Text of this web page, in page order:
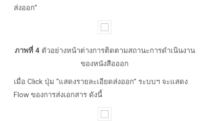
ส่งออก”
ภาพที่ 4ตัวอย่างหน้าต่างการติดตามสถานะการดำเนินงาน
ของหนังสือออก
เมื่อ Click ปุ่ม “แสดงรายละเอียดส่งออก” ระบบฯ จะแสดง
Flow ของการส่งเอกสาร ดังนี้